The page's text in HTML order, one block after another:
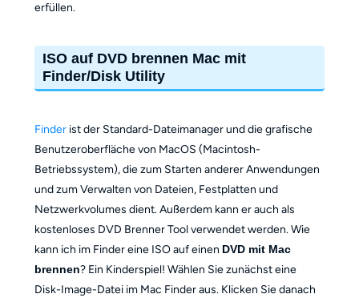
erfüllen.
ISO auf DVD brennen Mac mit
Finder/Disk Utility
Finderist der Standard-Dateimanager und die grafische
Benutzeroberfläche von MacOS (Macintosh-
Betriebssystem), die zum Starten anderer Anwendungen
und zum Verwalten von Dateien, Festplatten und
Netzwerkvolumes dient. Außerdem kann er auch als
kostenloses DVD Brenner Tool verwendet werden. Wie
kann ich im Finder eine ISO auf einen DVD mit Mac
brennen? Ein Kinderspiel! Wählen Sie zunächst eine
Disk-Image-Datei im Mac Finder aus. Klicken Sie danach